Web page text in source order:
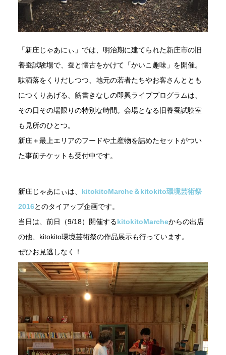
「新庄じゃあにぃ」では、明治期に建てられた新庄市の旧
養蚕試験場で、蚕と懐古をかけて「かいこ趣味」を開催。
駄洒落をくりだしつつ、地元の若者たちやお客さんととも
につくりあげる、筋書きなしの即興ライブプログラムは、
その日その場限りの特別な時間。会場となる旧養蚕試験室
も見所のひとつ。
新庄＋最上エリアのフードや土産物を詰めたセットがつい
た事前チケットも受付中です。
新庄じゃあにぃは、 kitokitoMarche＆kitokito環境芸術祭
2016とのタイアップ企画です。
当日は、前日（9/18）開催するkitokitoMarcheからの出店
の他、kitokito環境芸術祭の作品展示も行っています。
ぜひお見逃しなく！